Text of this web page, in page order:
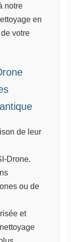
notre
en
votre
de leur
Drone.
ou de
et